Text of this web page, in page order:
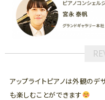
アップライトピアノは外観のデ
も楽しむことができます